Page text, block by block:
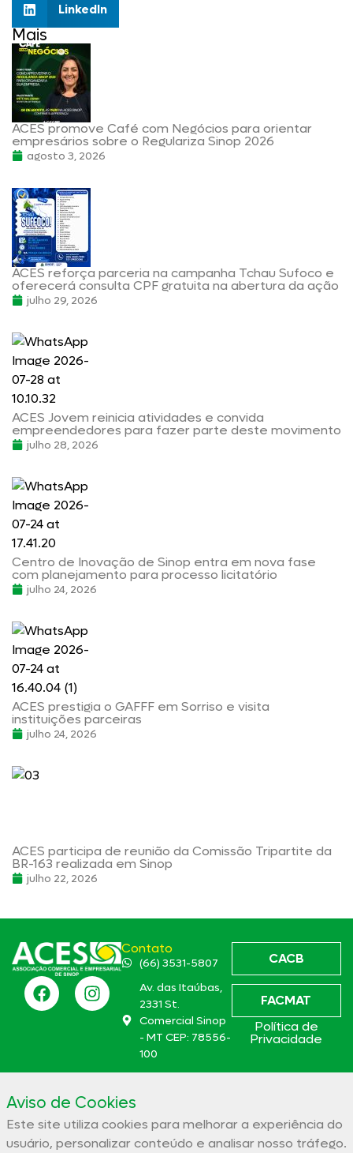
LinkedIn
Mais
ACES promove Café com Negócios para orientar
empresários sobre o Regulariza Sinop 2026
agosto 3, 2026
ACES reforça parceria na campanha Tchau Sufoco e
oferecerá consulta CPF gratuita na abertura da ação
julho 29, 2026
ACES Jovem reinicia atividades e convida
empreendedores para fazer parte deste movimento
julho 28, 2026
Centro de Inovação de Sinop entra em nova fase
com planejamento para processo licitatório
julho 24, 2026
ACES prestigia o GAFFF em Sorriso e visita
instituições parceiras
julho 24, 2026
ACES participa de reunião da Comissão Tripartite da
BR-163 realizada em Sinop
julho 22, 2026
Contato
(66) 3531-5807
Av. das Itaúbas,
2331 St.
Comercial Sinop
- MT CEP: 78556-
100
CACB
FACMAT
Política de
Privacidade
Associação Comercial e Empresarial de Sinop – ACES
Aviso de Cookies
Este site utiliza cookies para melhorar a experiência do
usuário, personalizar conteúdo e analisar nosso tráfego.